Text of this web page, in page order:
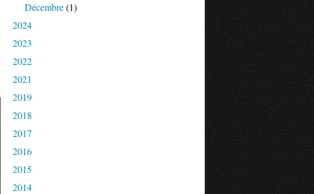
Décembre(1)
2024
2023
2022
2021
2019
2018
2017
2016
2015
2014